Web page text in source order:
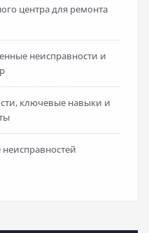
центра для ремонта
неисправности и
ключевые навыки и